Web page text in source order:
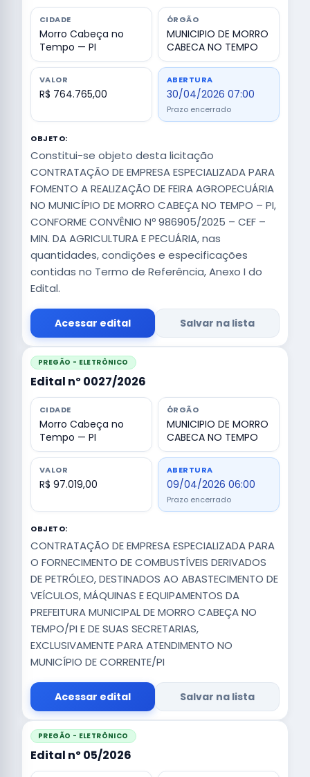
CIDADE
Morro Cabeça no
Tempo — PI
ÓRGÃO
MUNICIPIO DE MORRO
CABECA NO TEMPO
VALOR
R$ 764.765,00
ABERTURA
30/04/2026 07:00
Prazo encerrado
OBJETO:
Constitui-se objeto desta licitação
CONTRATAÇÃO DE EMPRESA ESPECIALIZADA PARA
FOMENTO A REALIZAÇÃO DE FEIRA AGROPECUÁRIA
NO MUNICÍPIO DE MORRO CABEÇA NO TEMPO – PI,
CONFORME CONVÊNIO Nº 986905/2025 – CEF –
MIN. DA AGRICULTURA E PECUÁRIA, nas
quantidades, condições e especificações
contidas no Termo de Referência, Anexo I do
Edital.
Acessar edital Salvar na lista
PREGÃO - ELETRÔNICO
Edital nº 0027/2026
CIDADE
Morro Cabeça no
Tempo — PI
ÓRGÃO
MUNICIPIO DE MORRO
CABECA NO TEMPO
VALOR
R$ 97.019,00
ABERTURA
09/04/2026 06:00
Prazo encerrado
OBJETO:
CONTRATAÇÃO DE EMPRESA ESPECIALIZADA PARA
O FORNECIMENTO DE COMBUSTÍVEIS DERIVADOS
DE PETRÓLEO, DESTINADOS AO ABASTECIMENTO DE
VEÍCULOS, MÁQUINAS E EQUIPAMENTOS DA
PREFEITURA MUNICIPAL DE MORRO CABEÇA NO
TEMPO/PI E DE SUAS SECRETARIAS,
EXCLUSIVAMENTE PARA ATENDIMENTO NO
MUNICÍPIO DE CORRENTE/PI
Acessar edital Salvar na lista
PREGÃO - ELETRÔNICO
Edital nº 05/2026